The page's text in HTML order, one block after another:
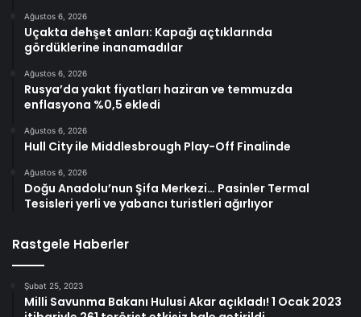
Ağustos 6, 2026
Uçakta dehşet anları: Kapağı açtıklarında
gördüklerine inanamadılar
Ağustos 6, 2026
Rusya’da yakıt fiyatları haziran ve temmuzda
enflasyona %0,5 ekledi
Ağustos 6, 2026
Hull City ile Middlesbrough Play-Off Finalinde
Ağustos 6, 2026
Doğu Anadolu’nun Şifa Merkezi… Pasinler Termal
Tesisleri yerli ve yabancı turistleri ağırlıyor
Rastgele Haberler
Şubat 25, 2023
Milli Savunma Bakanı Hulusi Akar açıkladı! 1 Ocak 2023